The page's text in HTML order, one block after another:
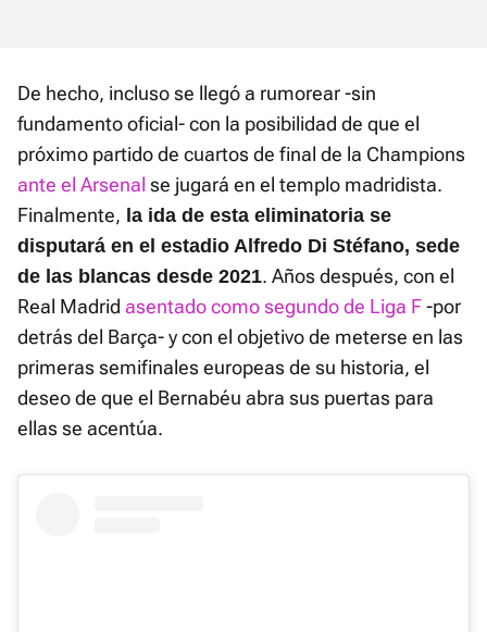
De hecho, incluso se llegó a rumorear -sin
fundamento oficial- con la posibilidad de que el
próximo partido de cuartos de final de la Champions
ante el Arsenal se jugará en el templo madridista.
Finalmente, la ida de esta eliminatoria se
disputará en el estadio Alfredo Di Stéfano, sede
de las blancas desde 2021. Años después, con el
Real Madrid asentado como segundo de Liga F-por
detrás del Barça- y con el objetivo de meterse en las
primeras semifinales europeas de su historia, el
deseo de que el Bernabéu abra sus puertas para
ellas se acentúa.